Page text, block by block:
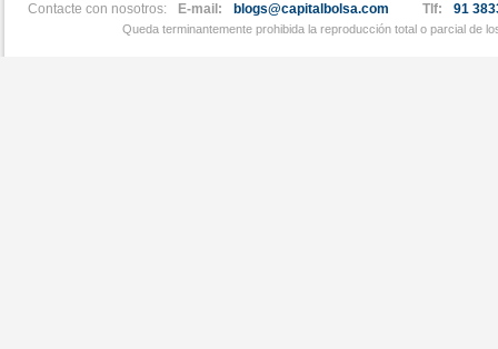
Contacte con nosotros: E-mail: blogs@capitalbolsa.com Tlf: 91
Queda terminantemente prohibida la reproducción total o parcial de